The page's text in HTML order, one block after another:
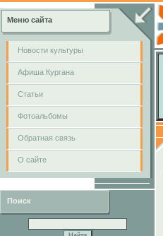
Меню сайта
Новости культуры
Афиша Кургана
Cтатьи
Фотоальбомы
Обратная связь
О сайте
Поиск